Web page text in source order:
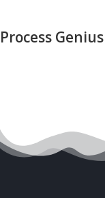
Process Genius